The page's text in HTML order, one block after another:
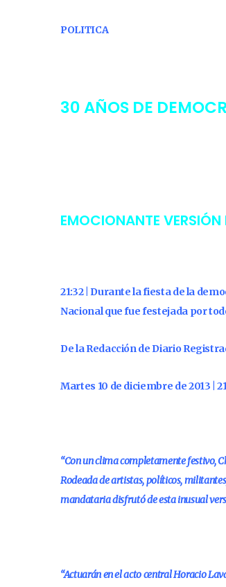
POLITICA
30 AÑOS DE
EMOCIONANTE
21:32 | Durante la fiesta de la
Nacional que fue festejada por
De la Redacción de Diario
Martes 10 de diciembre de 2013 |
“Con un clima completamente festivo,
Rodeada de artistas, políticos,
mandataria disfrutó de esta inusual
“Actuarán en el acto central Horacio